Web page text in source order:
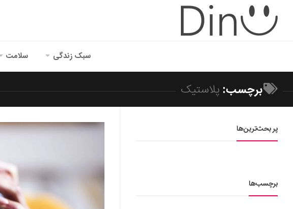
سبک زندگی سلامت
برچسب: پلاستیک
پر بحث‌ترین‌ها
برچسب‌ها